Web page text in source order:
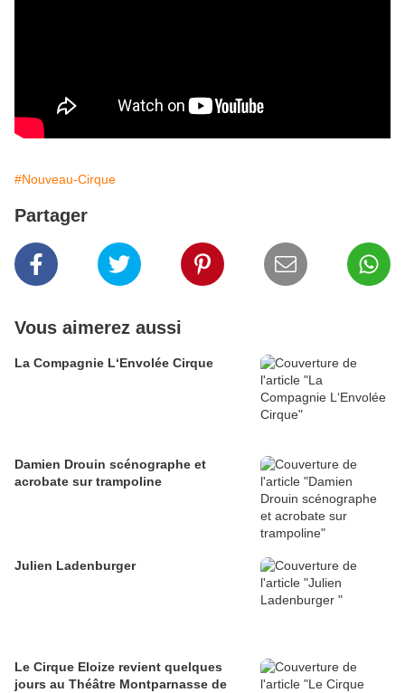
#Nouveau-Cirque
Partager
Vous aimerez aussi
La Compagnie L‘Envolée Cirque
Damien Drouin scénographe et
acrobate sur trampoline
Julien Ladenburger
Le Cirque Eloize revient quelques
jours au Théâtre Montparnasse de